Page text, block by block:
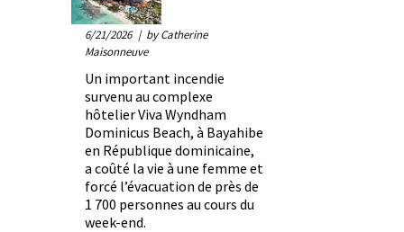
6/21/2026 | by Catherine
Maisonneuve
Un important incendie
survenu au complexe
hôtelier Viva Wyndham
Dominicus Beach, à Bayahibe
en République dominicaine,
a coûté la vie à une femme et
forcé l’évacuation de près de
1 700 personnes au cours du
week-end.